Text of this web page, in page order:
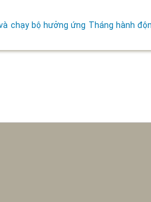
chạy bộ hưởng ứng Tháng hành